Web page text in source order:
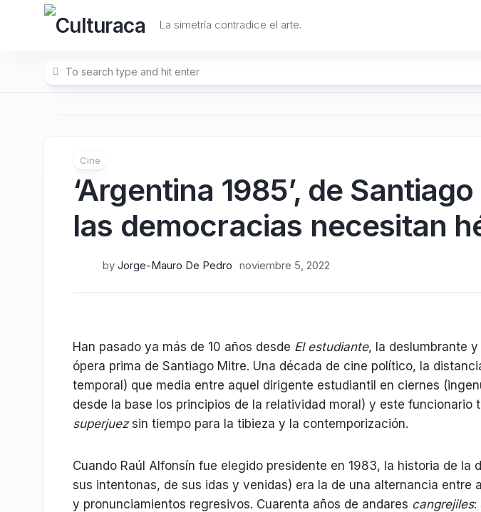
La simetría contradice el arte.
Cine
‘Argentina 1985’, de
las democracias necesitan
by Jorge-Mauro De Pedro noviembre 5, 2022
Han pasado ya más de 10 años desde El estudiante, la deslumbrante
ópera prima de Santiago Mitre. Una década de cine político, la
temporal) que media entre aquel dirigente estudiantil en ciernes
desde la base los principios de la relatividad moral) y este funcionario
superjuezsin tiempo para la tibieza y la contemporización.
Cuando Raúl Alfonsín fue elegido presidente en 1983, la historia de la
sus intentonas, de sus idas y venidas) era la de una alternancia entre
y pronunciamientos regresivos. Cuarenta años de andares cangrejiles: